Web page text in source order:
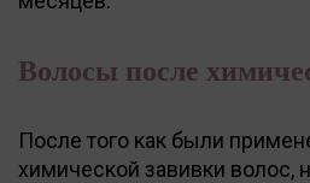
Волосы после
После того как были
химической завивки волос,